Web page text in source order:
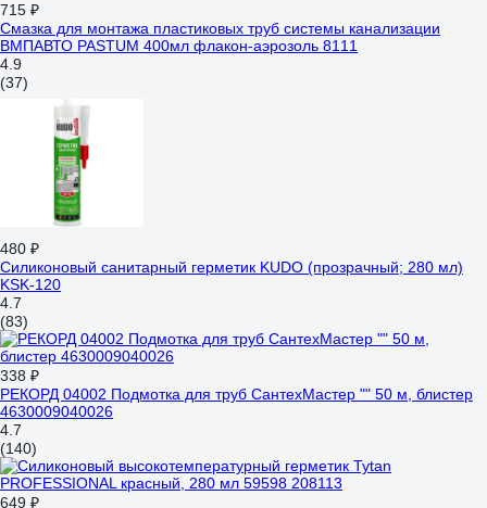
715 ₽
Смазка для монтажа пластиковых труб системы канализации
ВМПАВТО PASTUM 400мл флакон-аэрозоль 8111
4.9
(37)
480 ₽
Силиконовый санитарный герметик KUDO (прозрачный; 280 мл)
KSK-120
4.7
(83)
338 ₽
РЕКОРД 04002 Подмотка для труб СантехМастер "" 50 м, блистер
4630009040026
4.7
(140)
649 ₽